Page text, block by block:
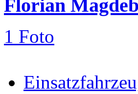
Florian
1 Foto